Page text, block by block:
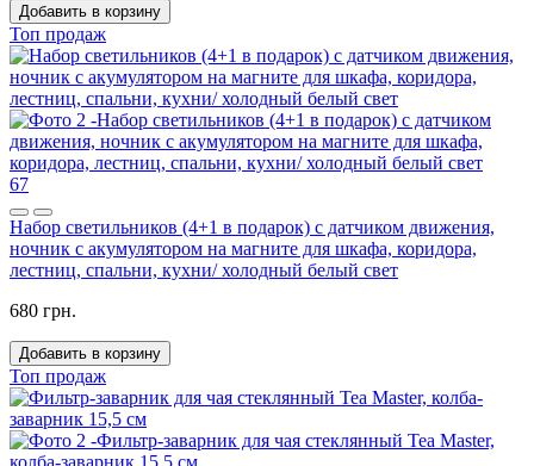
Добавить в корзину
Топ продаж
67
Набор светильников (4+1 в подарок) с датчиком движения,
ночник с акумулятором на магните для шкафа, коридора,
лестниц, спальни, кухни/ холодный белый свет
680 грн.
Добавить в корзину
Топ продаж